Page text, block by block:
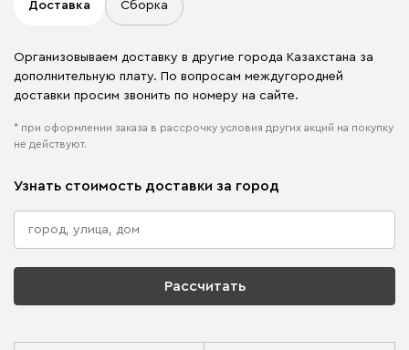
Доставка Сборка
Организовываем доставку в другие города Казахстана за
дополнительную плату. По вопросам междугородней
доставки просим звонить по номеру на сайте.
* при оформлении заказа в рассрочку условия других акций на покупку
не действуют.
Узнать стоимость доставки за город
Рассчитать